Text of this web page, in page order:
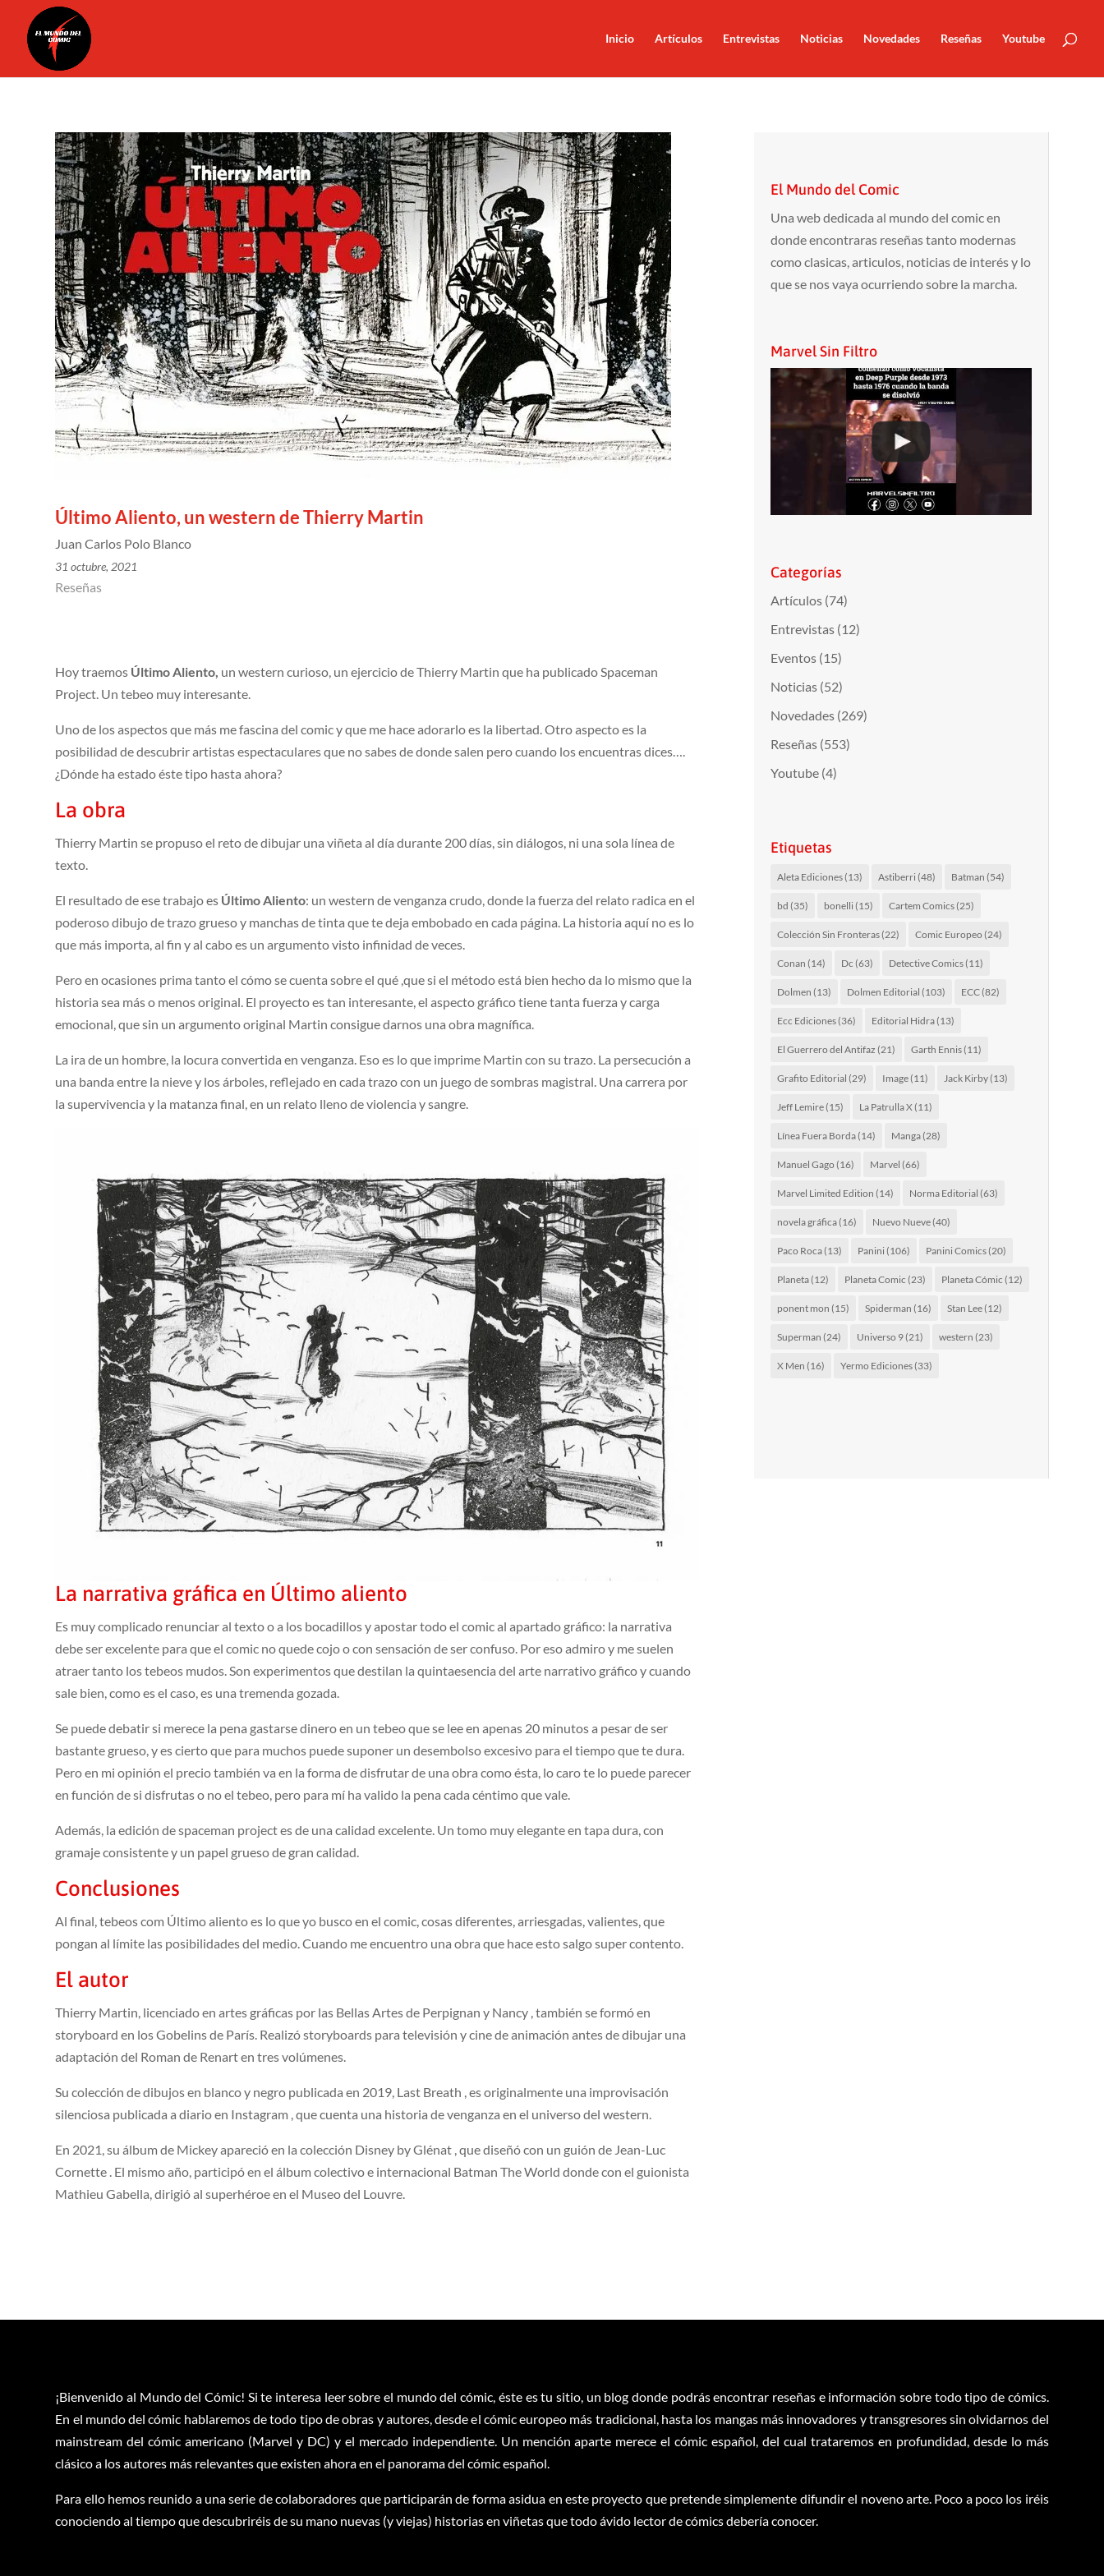
Inicio Artículos Entrevistas Noticias Novedades Reseñas Youtube
Último Aliento, un western de Thierry Martin
Juan Carlos Polo Blanco
31 octubre, 2021
Reseñas
Hoy traemos Último Aliento, un western curioso, un ejercicio de Thierry Martin que ha publicado Spaceman
Project. Un tebeo muy interesante.
Uno de los aspectos que más me fascina del comic y que me hace adorarlo es la libertad. Otro aspecto es la
posibilidad de descubrir artistas espectaculares que no sabes de donde salen pero cuando los encuentras dices….
¿Dónde ha estado éste tipo hasta ahora?
La obra
Thierry Martin se propuso el reto de dibujar una viñeta al día durante 200 días, sin diálogos, ni una sola línea de
texto.
El resultado de ese trabajo es Último Aliento: un western de venganza crudo, donde la fuerza del relato radica en el
poderoso dibujo de trazo grueso y manchas de tinta que te deja embobado en cada página. La historia aquí no es lo
que más importa, al fin y al cabo es un argumento visto infinidad de veces.
Pero en ocasiones prima tanto el cómo se cuenta sobre el qué ,que si el método está bien hecho da lo mismo que la
historia sea más o menos original. El proyecto es tan interesante, el aspecto gráfico tiene tanta fuerza y carga
emocional, que sin un argumento original Martin consigue darnos una obra magnífica.
La ira de un hombre, la locura convertida en venganza. Eso es lo que imprime Martin con su trazo. La persecución a
una banda entre la nieve y los árboles, reflejado en cada trazo con un juego de sombras magistral. Una carrera por
la supervivencia y la matanza final, en un relato lleno de violencia y sangre.
La narrativa gráfica en Último aliento
Es muy complicado renunciar al texto o a los bocadillos y apostar todo el comic al apartado gráfico: la narrativa
debe ser excelente para que el comic no quede cojo o con sensación de ser confuso. Por eso admiro y me suelen
atraer tanto los tebeos mudos. Son experimentos que destilan la quintaesencia del arte narrativo gráfico y cuando
sale bien, como es el caso, es una tremenda gozada.
Se puede debatir si merece la pena gastarse dinero en un tebeo que se lee en apenas 20 minutos a pesar de ser
bastante grueso, y es cierto que para muchos puede suponer un desembolso excesivo para el tiempo que te dura.
Pero en mi opinión el precio también va en la forma de disfrutar de una obra como ésta, lo caro te lo puede parecer
en función de si disfrutas o no el tebeo, pero para mí ha valido la pena cada céntimo que vale.
Además, la edición de spaceman project es de una calidad excelente. Un tomo muy elegante en tapa dura, con
gramaje consistente y un papel grueso de gran calidad.
Conclusiones
Al final, tebeos com Último aliento es lo que yo busco en el comic, cosas diferentes, arriesgadas, valientes, que
pongan al límite las posibilidades del medio. Cuando me encuentro una obra que hace esto salgo super contento.
El autor
Thierry Martin, licenciado en artes gráficas por las Bellas Artes de Perpignan y Nancy , también se formó en
storyboard en los Gobelins de París. Realizó storyboards para televisión y cine de animación antes de dibujar una
adaptación del Roman de Renart en tres volúmenes.
Su colección de dibujos en blanco y negro publicada en 2019, Last Breath , es originalmente una improvisación
silenciosa publicada a diario en Instagram , que cuenta una historia de venganza en el universo del western.
En 2021, su álbum de Mickey apareció en la colección Disney by Glénat , que diseñó con un guión de Jean-Luc
Cornette . El mismo año, participó en el álbum colectivo e internacional Batman The World donde con el guionista
Mathieu Gabella, dirigió al superhéroe en el Museo del Louvre.
El Mundo del Comic
Una web dedicada al mundo del comic en
donde encontraras reseñas tanto modernas
como clasicas, articulos, noticias de interés y lo
que se nos vaya ocurriendo sobre la marcha.
Marvel Sin Filtro
Categorías
Artículos(74)
Entrevistas(12)
Eventos(15)
Noticias(52)
Novedades(269)
Reseñas(553)
Youtube(4)
Etiquetas
Aleta Ediciones(13) Astiberri(48) Batman (54)
bd (35) bonelli(15) Cartem Comics(25)
Colección Sin Fronteras(22) Comic Europeo (24)
Conan (14) Dc (63) Detective Comics(11)
Dolmen (13) Dolmen Editorial (103) ECC(82)
Ecc Ediciones(36) Editorial Hidra(13)
El Guerrero del Antifaz (21) Garth Ennis(11)
Grafito Editorial (29) Image(11) Jack Kirby(13)
Jeff Lemire(15) La Patrulla X(11)
Línea Fuera Borda(14) Manga(28)
Manuel Gago (16) Marvel (66)
Marvel Limited Edition (14) Norma Editorial (63)
novela gráfica(16) Nuevo Nueve(40)
Paco Roca(13) Panini(106) Panini Comics(20)
Planeta(12) Planeta Comic (23) Planeta Cómic (12)
ponent mon (15) Spiderman (16) Stan Lee(12)
Superman (24) Universo 9(21) western (23)
X Men (16) Yermo Ediciones(33)
¡Bienvenido al Mundo del Cómic! Si te interesa leer sobre el mundo del cómic, éste es tu sitio, un blog donde podrás encontrar reseñas e información sobre todo tipo de cómics.
En el mundo del cómic hablaremos de todo tipo de obras y autores, desde el cómic europeo más tradicional, hasta los mangas más innovadores y transgresores sin olvidarnos del
mainstream del cómic americano (Marvel y DC) y el mercado independiente. Un mención aparte merece el cómic español, del cual trataremos en profundidad, desde lo más
clásico a los autores más relevantes que existen ahora en el panorama del cómic español.
Para ello hemos reunido a una serie de colaboradores que participarán de forma asidua en este proyecto que pretende simplemente difundir el noveno arte. Poco a poco los iréis
conociendo al tiempo que descubriréis de su mano nuevas (y viejas) historias en viñetas que todo ávido lector de cómics debería conocer.